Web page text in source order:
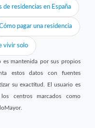
de residencias en España
pagar una residencia
vivir solo
es mantenida por sus propios
estos datos con fuentes
su exactitud. El usuario es
centros marcados como